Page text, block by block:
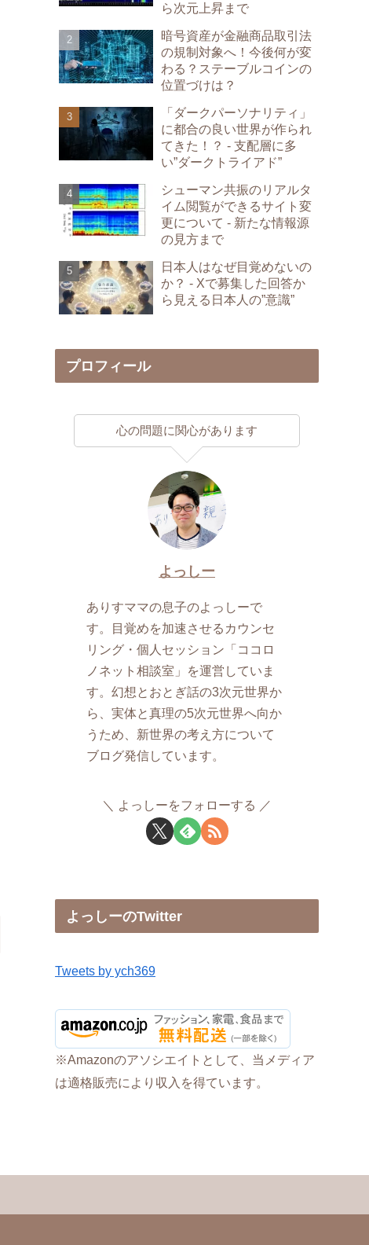
ら次元上昇まで
暗号資産が金融商品取引法
の規制対象へ！今後何が変
わる？ステーブルコインの
位置づけは？
「ダークパーソナリティ」
に都合の良い世界が作られ
てきた！？ - 支配層に多
い”ダークトライアド”
シューマン共振のリアルタ
イム閲覧ができるサイト変
更について - 新たな情報源
の見方まで
日本人はなぜ目覚めないの
か？ - Xで募集した回答か
ら見える日本人の”意識”
プロフィール
心の問題に関心があります
よっしー
ありすママの息子のよっしーで
す。目覚めを加速させるカウンセ
リング・個人セッション「ココロ
ノネット相談室」を運営していま
す。幻想とおとぎ話の3次元世界か
ら、実体と真理の5次元世界へ向か
うため、新世界の考え方について
ブログ発信しています。
よっしーをフォローする
よっしーのTwitter
Tweets by ych369
※Amazonのアソシエイトとして、当メディア
は適格販売により収入を得ています。